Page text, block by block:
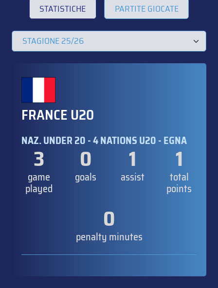
STATISTICHE PARTITE GIOCATE
FRANCE U20
NAZ. UNDER 20 - 4 NATIONS U20 - EGNA
3
game
played
0
goals
1
assist
1
total
points
0
penalty minutes